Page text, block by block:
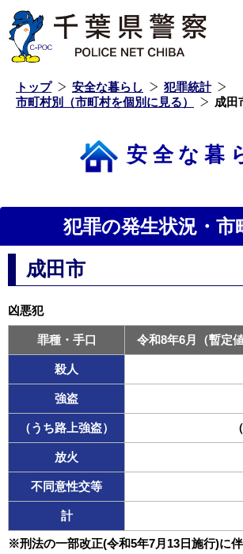
トップ 安全な暮らし
犯罪統計
市町村別（市町村を個別に見る）
成田
安全な暮
犯罪の発生状況・市
成田市
凶悪犯
罪種・手口 令和8年6月（暫定値
殺人
強盗
（うち路上強盗）
放火
不同意性交等
計
※刑法の一部改正(令和5年7月13日施行)に